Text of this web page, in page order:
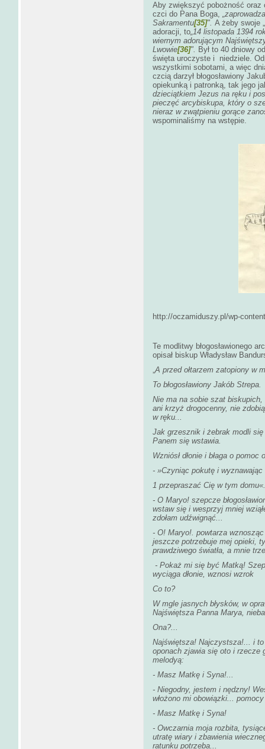
Aby zwiększyć pobożność oraz
czci do Pana Boga,
Sakramentu[35]". A żeby swoje
adoracji, to„14 listopada 1394
wiernym adorującym
Lwowie[36]". Był to 40 dniowy
święta uroczyste i niedziele.
wszystkimi sobotami, a więc
czcią darzył błogosławiony
opiekunką i patronką, tak jego
dzieciątkiem Jezus na ręku i
pieczęć arcybiskupa, który o
nieraz w zwątpieniu gorące
wspominaliśmy na wstępie.
http://oczamiduszy.pl/wp-
Te modlitwy błogosławionego
opisał biskup Władysław
„A przed ołtarzem zatopiony w
To błogosławiony Jakób Strepa.
Nie ma na sobie szat biskupich,
ani krzyż drogocenny, nie
w ręku...
Jak grzesznik i żebrak modli
Panem się wstawia.
Wzniósł dłonie i błaga o
- »Czyniąc pokutę i
1 przepraszać Cię w tym
- O Maryo! szepcze
wstaw się i wesprzyj mniej
zdołam udźwignąć...
- O! Maryo!. powtarza
jeszcze potrzebuje mej opieki,
prawdziwego światła, a mnie
- Pokaż mi się być Matką!
wyciąga dłonie, wznosi
Co to?
W mgle jasnych błysków, w
Najświętsza Panna Marya,
Ona?...
Najświętsza! Najczystsza!... i
oponach zjawia się oto i rzecze
melodyą:
- Masz Matkę i Syna!...
- Niegodny, jestem i nędzny!
włożono mi obowiązki...
- Masz Matkę i Syna!
- Owczarnia moja rozbita,
utratę wiary i zbawienia
ratunku potrzeba...